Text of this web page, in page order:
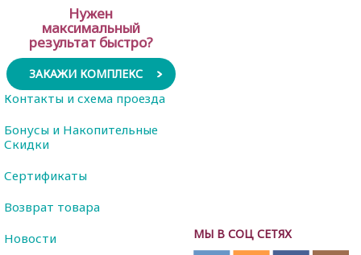
Нужен
максимальный
результат быстро?
ЗАКАЖИ КОМПЛЕКС
МЫ В СОЦ СЕТЯХ
Контакты и схема проезда
Бонусы и Накопительные
Скидки
Сертификаты
Возврат товара
Новости